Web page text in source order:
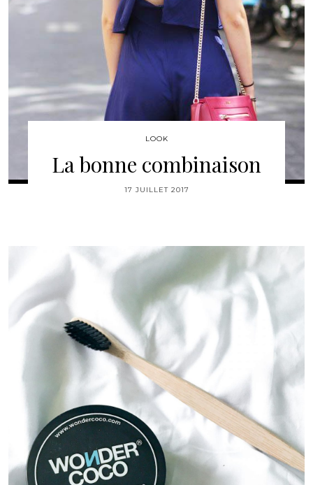
LOOK
La bonne combinaison
17 JUILLET 2017